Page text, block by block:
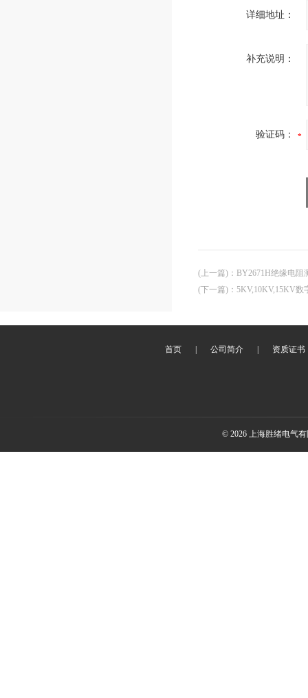
详细地址：
补充说明：
验证码：
(上一篇) ： BY2671H绝缘电阻
(下一篇) ： 5KV,10KV,15KV数
首页 公司简介 资质证书
© 2026 上海胜绪电气